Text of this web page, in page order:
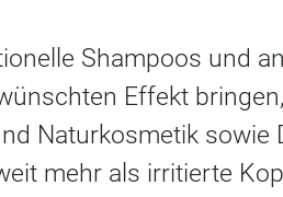
Shampoos und
Effekt
Naturkosmetik sowie
mehr als irritierte